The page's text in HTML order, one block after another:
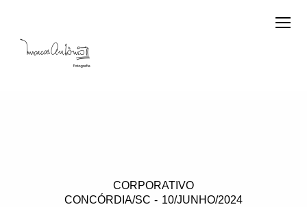
CORPORATIVO
CONCÓRDIA/SC
10/JUNHO/2024